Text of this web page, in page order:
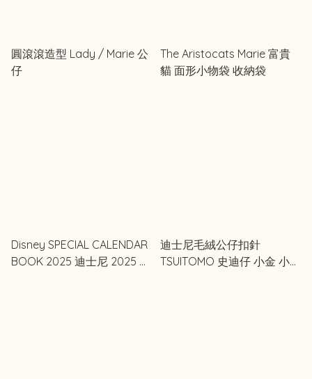
圓滾滾造型 Lady / Marie 公
仔
The Aristocats Marie 富貴
貓 面形小物袋 收納袋
Disney SPECIAL CALENDAR
BOOK 2025 迪士尼 2025 年
迪士尼毛絨公仔扣針
TSUITOMO 史迪仔 小金 小熊